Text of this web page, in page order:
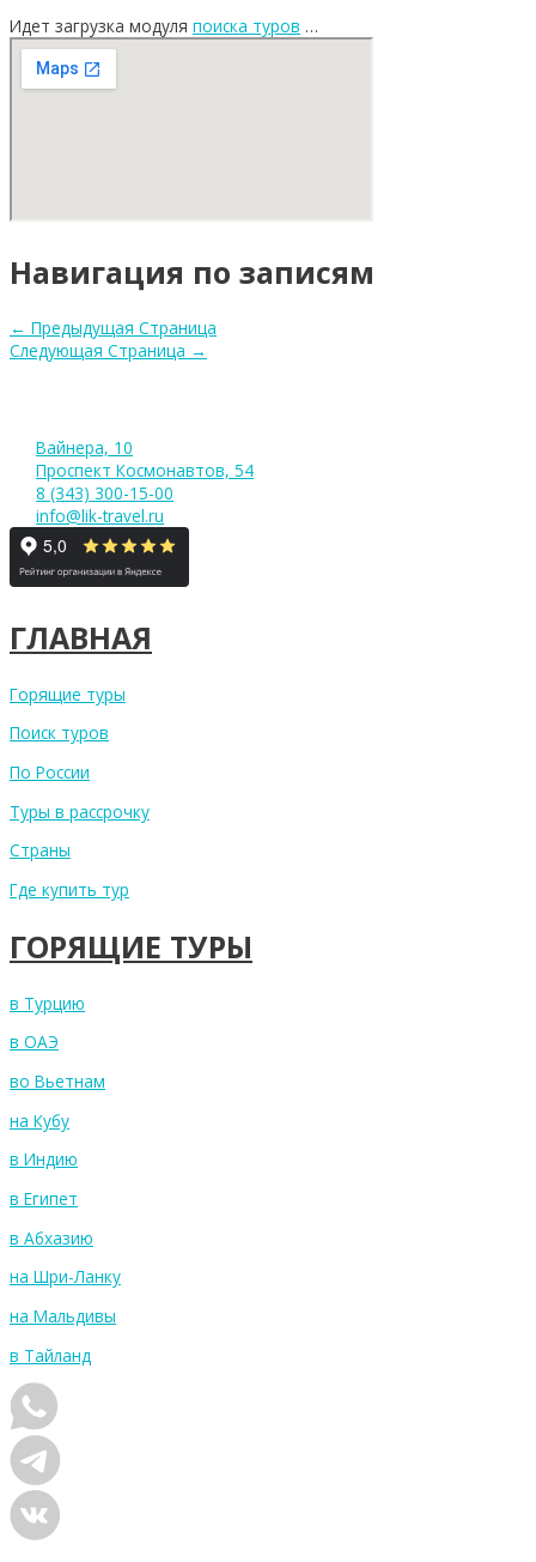
Идет загрузка модуля поиска туров …
Навигация по записям
← Предыдущая Страница
Следующая Страница →
Вайнера, 10
Проспект Космонавтов, 54
8 (343) 300-15-00
info@lik-travel.ru
ГЛАВНАЯ
Горящие туры
Поиск туров
По России
Туры в рассрочку
Страны
Где купить тур
ГОРЯЩИЕ ТУРЫ
в Турцию
в ОАЭ
во Вьетнам
на Кубу
в Индию
в Египет
в Абхазию
на Шри-Ланку
на Мальдивы
в Тайланд